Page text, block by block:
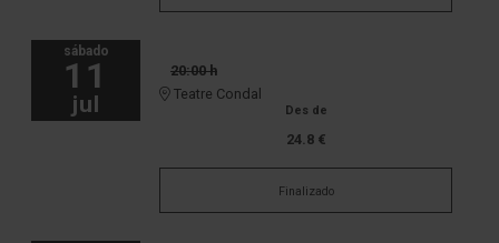
sábado
11
jul
20:00 h
Teatre Condal
Des de
24.8 €
Finalizado